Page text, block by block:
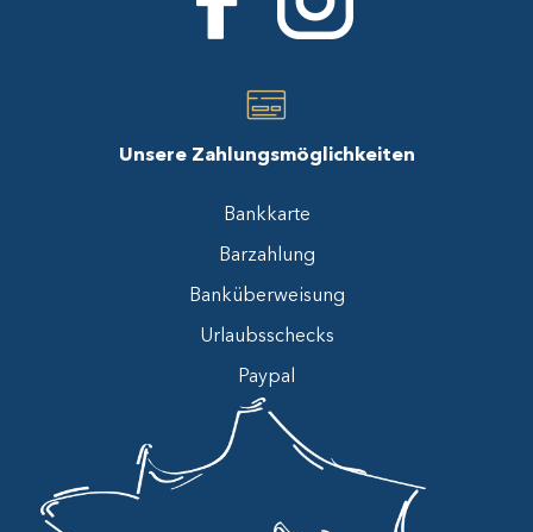
Unsere Zahlungsmöglichkeiten
Bankkarte
Barzahlung
Banküberweisung
Urlaubsschecks
Paypal